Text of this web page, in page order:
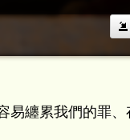
易纏累我們的罪